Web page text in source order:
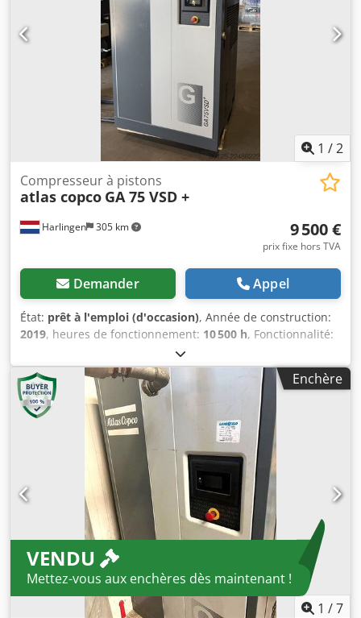
Température de sortie maximale de l’eau de
refroidissement : 50°C - Température de l’air en sortie de
vanne : env. 30°C - Capacité approximative en huile : 17,9 L
1 /2
Harlingen 305 km
Compresseur à pistons
atlas copco GA 75 VSD +
9 500 €
prix fixe hors TVA
Demander Appel
État: prêt à l'emploi (d'occasion), Année de construction:
2019, heures de fonctionnement: 10 500 h, Fonctionnalité:
, poids total:
75 kW (101,97 ch), débit volumique:476 m³/h, pression
(max.):
13 barre , type de refroidissement: air, Équipement:
Plaque signalétique disponible, documentation / manuel
Compresseur à vis en excellent état, parfaitement
fonctionnel, 75 kW, à entraînement par variateur de
fréquence. Chodpfx Akjzrihrjrsa
Enchère
VENDU
Mettez-vous aux enchères dès maintenant !
1 /7